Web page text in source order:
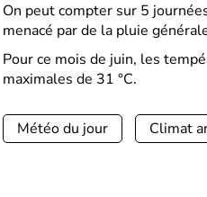
On peut compter sur 5
menacé par de la pluie
Pour ce mois de juin, les
maximales de 31 °C.
Météo du jour Climat